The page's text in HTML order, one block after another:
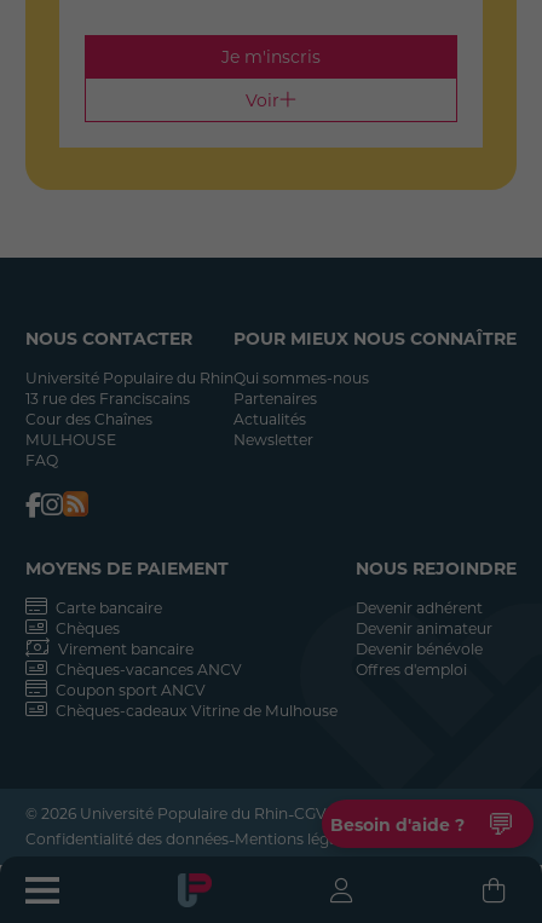
Je m'inscris
Voir
NOUS CONTACTER
Université Populaire du Rhin
13 rue des Franciscains
Cour des Chaînes
MULHOUSE
FAQ
POUR MIEUX NOUS CONNAÎTRE
Qui sommes-nous
Partenaires
Actualités
Newsletter
MOYENS DE PAIEMENT
Carte bancaire
Chèques
Virement bancaire
Chèques-vacances ANCV
Coupon sport ANCV
Chèques-cadeaux Vitrine de Mulhouse
NOUS REJOINDRE
Devenir adhérent
Devenir animateur
Devenir bénévole
Offres d'emploi
© 2026 Université Populaire du Rhin-CGV-
Confidentialité des données-Mentions légales -
Besoin d'aide ? 💬